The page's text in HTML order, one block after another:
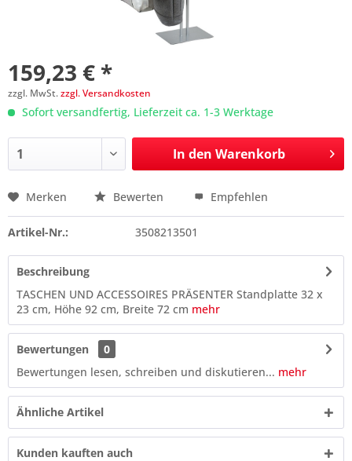
159,23 € *
zzgl. MwSt.zzgl. Versandkosten
Sofort versandfertig, Lieferzeit ca. 1-3 Werktage
In den Warenkorb
Preis anfragen
Merken Bewerten Empfehlen
Artikel-Nr.: 3508213501
Beschreibung
TASCHEN UND ACCESSOIRES PRÄSENTER Standplatte 32 x
23 cm, Höhe 92 cm, Breite 72 cm mehr
Bewertungen
0
Bewertungen lesen, schreiben und diskutieren... mehr
Ähnliche Artikel
Kunden kauften auch